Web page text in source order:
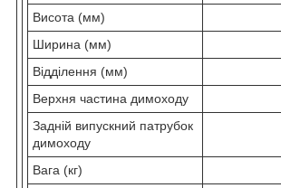
Висота (мм)
Ширина (мм)
Відділення (мм)
Верхня частина димоходу
Задній випускний патрубок
димоходу
Вага (кг)